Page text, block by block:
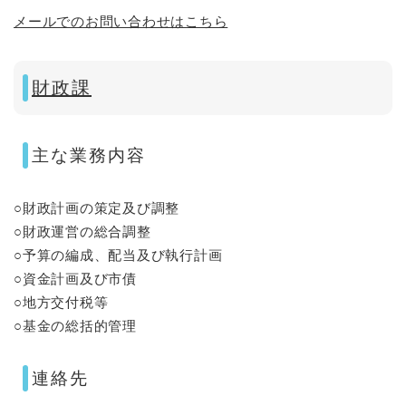
メールでのお問い合わせはこちら
財政課
主な業務内容
○財政計画の策定及び調整
○財政運営の総合調整
○予算の編成、配当及び執行計画
○資金計画及び市債
○地方交付税等
○基金の総括的管理
連絡先